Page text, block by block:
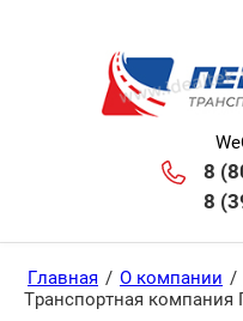
8
8
Главная / О компании /
Транспортная компания